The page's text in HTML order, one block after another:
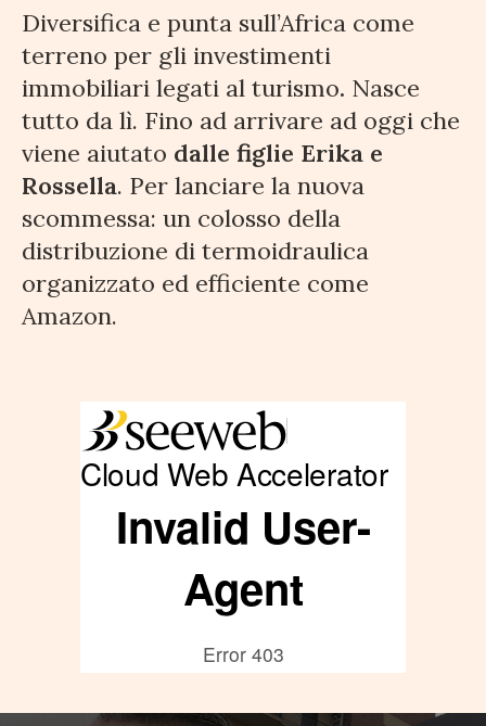
Diversifica e punta sull’Africa come
terreno per gli investimenti
immobiliari legati al turismo. Nasce
tutto da lì. Fino ad arrivare ad oggi che
viene aiutato dalle figlie Erika e
Rossella. Per lanciare la nuova
scommessa: un colosso della
distribuzione di termoidraulica
organizzato ed efficiente come
Amazon.